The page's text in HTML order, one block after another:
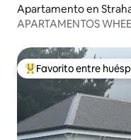
Apartamento en
APARTAMENTOS
Favorito entre
Favorito entre